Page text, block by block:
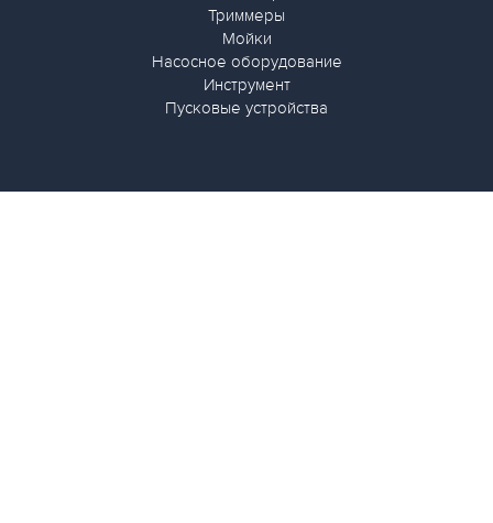
Триммеры
Мойки
Насосное оборудование
Инструмент
Пусковые устройства